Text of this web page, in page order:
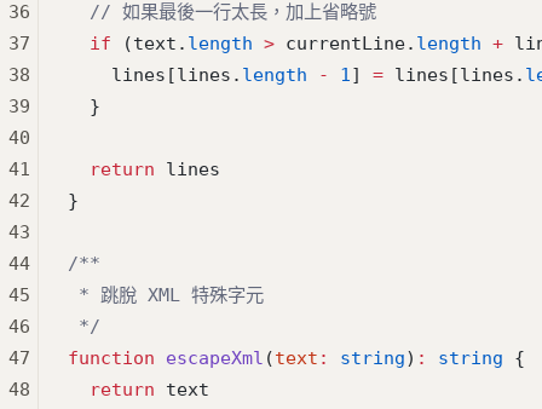
  // 如果最後一行太長，加上省略號
  if
(text. length > currentLine. length +
    lines[lines.
length - 1] = lines[lines.
  }
  return
lines
}
/**
* 跳脫 XML 特殊字元
*/
function escapeXml (text : string) : string {
  return
text
36
37
38
39
40
41
42
43
44
45
46
47
48